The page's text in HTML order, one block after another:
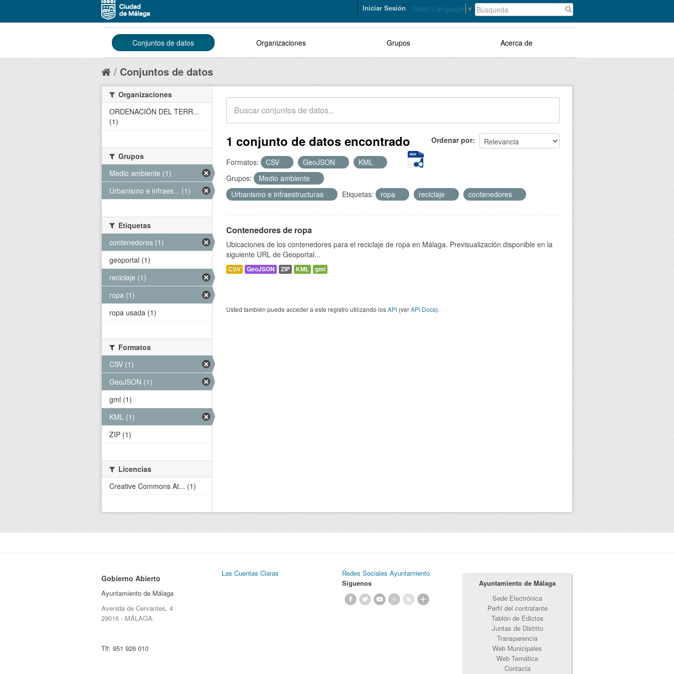
Select Language ▼
Iniciar Sesión
Conjuntos de datos Organizaciones Grupos Acerca de
Conjuntos de datos
Ordenar por
1 conjunto de datos encontrado
Formatos: CSV GeoJSON
KML
Grupos:
Medio ambiente
Urbanismo e infraestructuras
Etiquetas: ropa reciclaje contenedores
Contenedores de ropa
Ubicaciones de los contenedores para el reciclaje de ropa en Málaga. Previsualización disponible en la
siguiente URL de Geoportal...
CSV GeoJSON ZIP KML gml
Usted también puede acceder a este registro utilizando losAPI (verAPI Docs).
Organizaciones
ORDENACIÓN DEL TERR...
(1)
Grupos
Medio ambiente (1)
Urbanismo e infraes... (1)
Etiquetas
contenedores (1)
geoportal (1)
reciclaje (1)
ropa (1)
ropa usada (1)
Formatos
CSV (1)
GeoJSON (1)
gml (1)
KML (1)
ZIP (1)
Licencias
Creative Commons At... (1)
Gobierno Abierto
Ayuntamiento de Málaga
Avenida de Cervantes, 4
29016 - MÁLAGA.
Tlf: 951 926 010
Las Cuentas Claras
Redes Sociales Ayuntamiento
Síguenos
Ayuntamiento de Málaga
Sede Electrónica
Perfil del contratante
Tablón de Edictos
Juntas de Distrito
Transparencia
Web Municipales
Web Temática
Contacta